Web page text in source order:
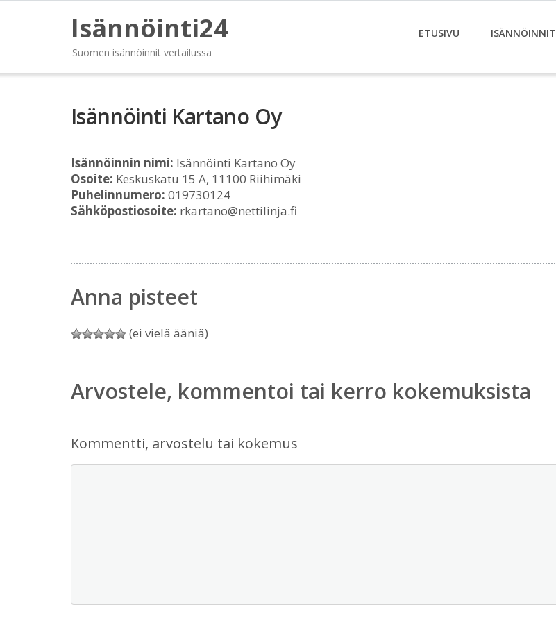
Isännöinti24
Suomen isännöinnit vertailussa
ETUSIVU ISÄNNÖINNIT
Isännöinti Kartano Oy
Isännöinnin nimi: Isännöinti Kartano Oy
Osoite: Keskuskatu 15 A, 11100 Riihimäki
Puhelinnumero: 019730124
Sähköpostiosoite: rkartano@nettilinja.fi
Anna pisteet
(ei vielä ääniä)
Arvostele, kommentoi tai kerro kokemuksista
Kommentti, arvostelu tai kokemus